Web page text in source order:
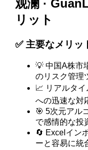
观澜 ·
リット
✅ 主要なメリッ
💡 中国A株市
のリスク管理
📈 リアルタ
への迅速な対
🎯 5次元アル
で感情的な投
🔄 Excelイン
ーと容易に統